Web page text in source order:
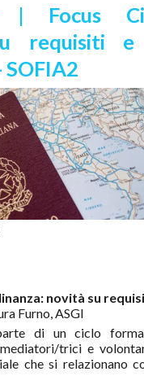
| Focus
requisiti e
novità su
Furno, ASGI
di un ciclo
trici e
che si relazionano